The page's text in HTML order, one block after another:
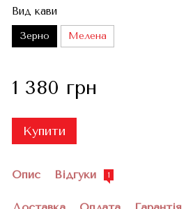
Вид кави
Зерно Мелена
1 380 грн
Купити
Опис Відгуки 1